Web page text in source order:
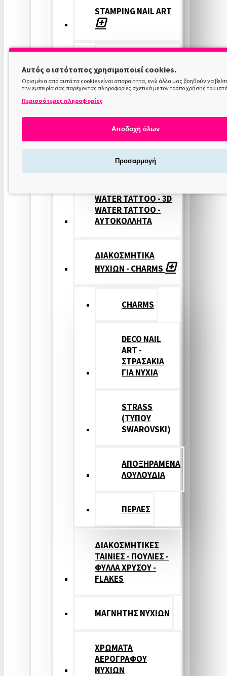
STAMPING NAIL ART
COLOR
ΝΥΧΙΩΝ
ΣΦΡΑΓΙΔΕΣ
ΝΥΧΙΩΝ
WATER TATTOO - 3D
WATER TATTOO -
ΑΥΤΟΚΟΛΛΗΤΑ
ΔΙΑΚΟΣΜΗΤΙΚΑ
ΝΥΧΙΩΝ - CHARMS
CHARMS
DECO NAIL
ART -
ΣΤΡΑΣΑΚΙΑ
ΓΙΑ ΝΥΧΙΑ
STRASS
(ΤΥΠΟΥ
SWAROVSKI)
ΑΠΟΞΗΡΑΜΕΝΑ
ΛΟΥΛΟΥΔΙΑ
ΠΕΡΛΕΣ
ΔΙΑΚΟΣΜΗΤΙΚΕΣ
ΤΑΙΝΙΕΣ - ΠΟΥΛΙΕΣ -
ΦΥΛΛΑ ΧΡΥΣΟΥ -
FLAKES
ΜΑΓΝΗΤΗΣ ΝΥΧΙΩΝ
ΧΡΩΜΑΤΑ
ΑΕΡΟΓΡΑΦΟΥ
ΝΥΧΙΩΝ
Αυτός ο ιστότοπος χρησιμοποιεί cookies.
Ορισμένα από αυτά τα cookies είναι απαραίτητα, ενώ άλλα μας βοηθούν να
την εμπειρία σας παρέχοντας πληροφορίες σχετικά με τον τρόπο χρήσης του
Περισσότερες πληροφορίες
Αποδοχή όλων
Προσαρμογή